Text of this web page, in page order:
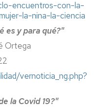
encuentros-con-la-
la-nina-la-ciencia
es y para qué?"
Ortega
vernoticia_ng.php?
la Covid 19?"